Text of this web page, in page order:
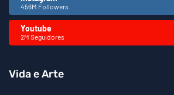
456M Followers
Youtube
2M Seguidores
Vida e Arte